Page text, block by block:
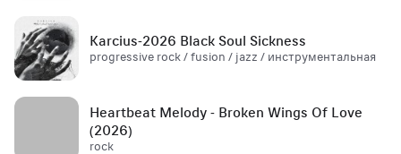
Karcius-2026 Black Soul Sickness
progressive rock / fusion / jazz / инструментальная
Heartbeat Melody - Broken Wings Of Love
(2026)
rock